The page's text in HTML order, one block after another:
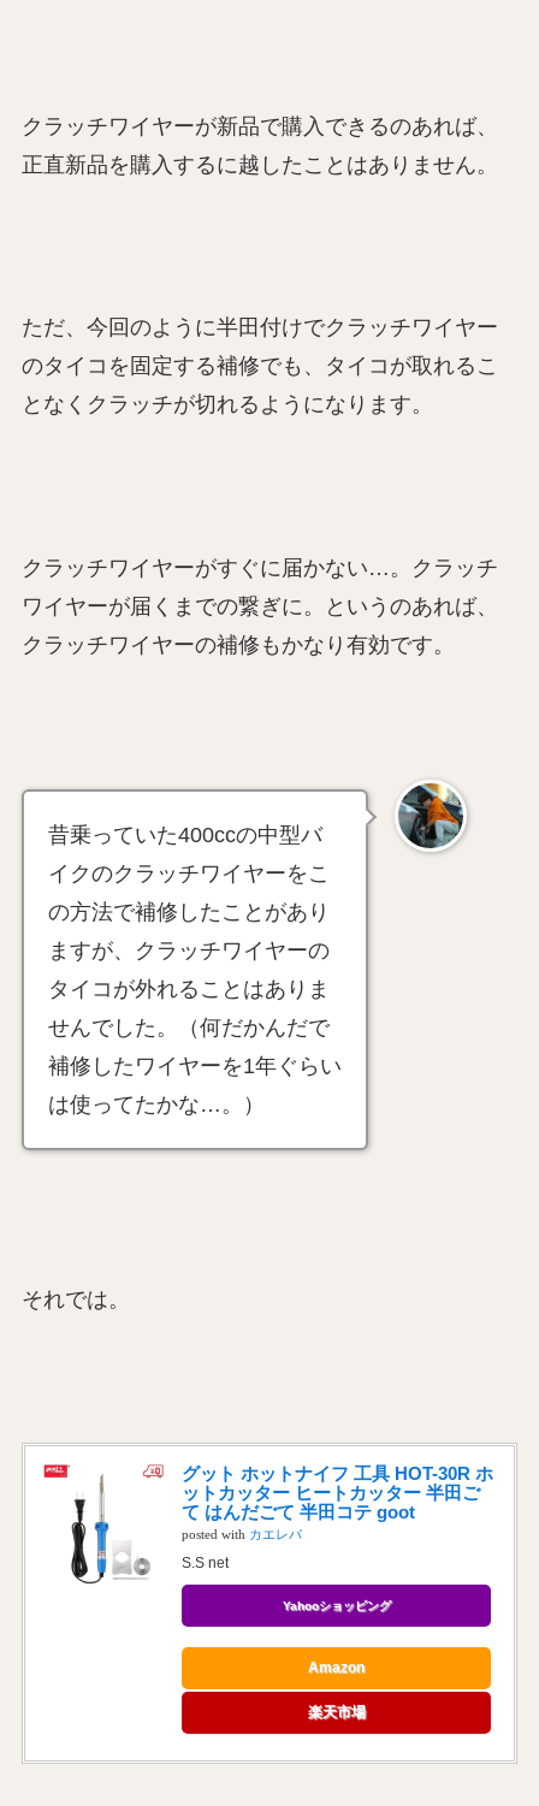
クラッチワイヤーが新品で購入できるのあれば、
正直新品を購入するに越したことはありません。
ただ、今回のように半田付けでクラッチワイヤー
のタイコを固定する補修でも、タイコが取れるこ
となくクラッチが切れるようになります。
クラッチワイヤーがすぐに届かない…。クラッチ
ワイヤーが届くまでの繋ぎに。というのあれば、
クラッチワイヤーの補修もかなり有効です。
昔乗っていた400ccの中型バ
イクのクラッチワイヤーをこ
の方法で補修したことがあり
ますが、クラッチワイヤーの
タイコが外れることはありま
せんでした。（何だかんだで
補修したワイヤーを1年ぐらい
は使ってたかな…。）
それでは。
グット ホットナイフ 工具 HOT-30R ホ
ットカッター ヒートカッター 半田ご
て はんだごて 半田コテ goot
posted with カエレバ
S.S net
Yahooショッピング
Amazon
楽天市場